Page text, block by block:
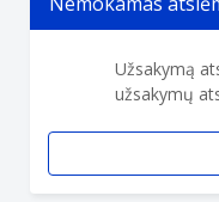
Užsakymą
užsakymų